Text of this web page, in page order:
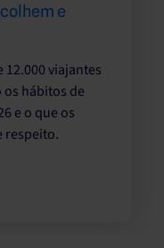
e
12.000 viajantes
os hábitos de
e o ​​​​que os
respeito.